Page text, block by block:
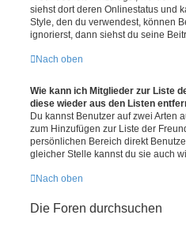
siehst dort deren Onlinestatus und
Style, den du verwendest, können
ignorierst, dann siehst du seine
Nach oben
Wie kann ich Mitglieder zur Liste
diese wieder aus den Listen
Du kannst Benutzer auf zwei Arten
zum Hinzufügen zur Liste der
persönlichen Bereich direkt
gleicher Stelle kannst du sie auch
Nach oben
Die Foren durchsuchen